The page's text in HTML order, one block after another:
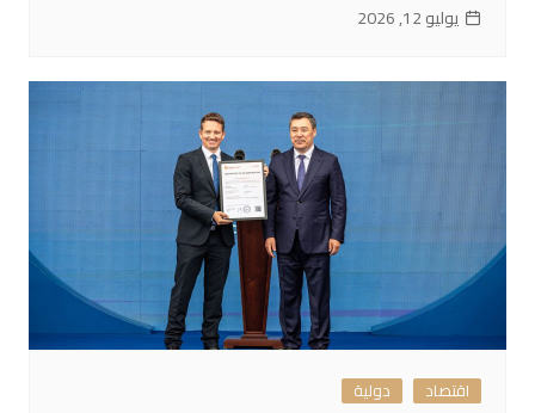
يوليو 12, 2026
اقتصاد دولية